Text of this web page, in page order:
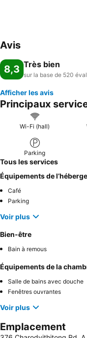
Avis
8,3 Très bien
sur la base de 520
Afficher les avis
Principaux
Wi-Fi (hall)
Parking
Tous les services
Équipements de
Café
Parking
Voir plus
Bien-être
Bain à remous
Équipements de la
Salle de bains avec douche
Fenêtres ouvrantes
Voir plus
Emplacement